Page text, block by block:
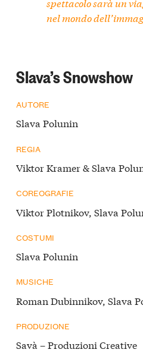
spettacolo sarà un
nel mondo
Slava’s Snowshow
AUTORE
Slava Polunin
REGIA
Viktor Kramer & Slava
COREOGRAFIE
Viktor Plotnikov, Slava
COSTUMI
Slava Polunin
MUSICHE
Roman Dubinnikov, Slava
PRODUZIONE
Savà – Produzioni Creative